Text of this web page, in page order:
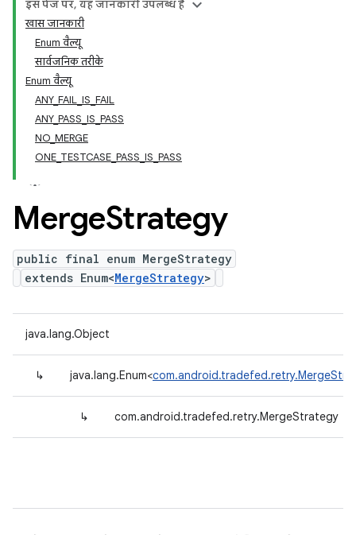
इस पेज पर, यह जानकारी उपलब्ध है
खास जानकारी
Enum वैल्यू
सार्वजनिक तरीके
Enum वैल्यू
ANY_FAIL_IS_FAIL
ANY_PASS_IS_PASS
NO_MERGE
ONE_TESTCASE_PASS_IS_PASS
MergeStrategy
public final enum MergeStrategy
extends Enum<MergeStrategy>
java.lang.Object
↳ java.lang.Enum<
↳ com.android.tradefed.retry.MergeStrategy